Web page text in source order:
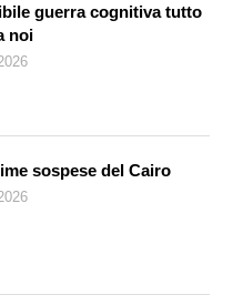
di informazioni
sola azienda».
Brotton fa riferimento a
società in rete, nelle
diceva che «la rete
al suo libro precedente:
scorcio del Seicento – egli
della proiezione di
essere ridotto a superficie
una viva attenzione per il
guerra cognitiva tutto
noi
sospese del Cairo